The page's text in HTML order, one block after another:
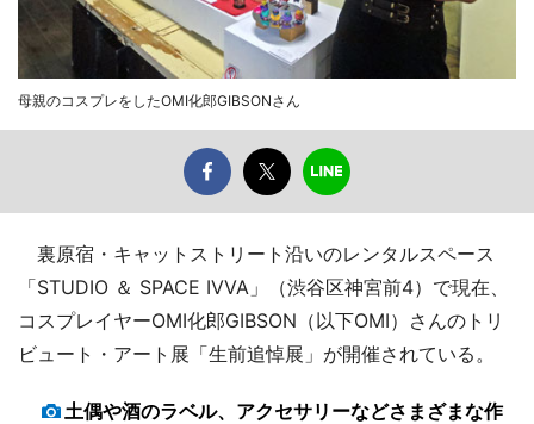
母親のコスプレをしたOMI化郎GIBSONさん
裏原宿・キャットストリート沿いのレンタルスペース
「STUDIO ＆ SPACE IVVA」（渋谷区神宮前4）で現在、
コスプレイヤーOMI化郎GIBSON（以下OMI）さんのトリ
ビュート・アート展「生前追悼展」が開催されている。
土偶や酒のラベル、アクセサリーなどさまざまな作